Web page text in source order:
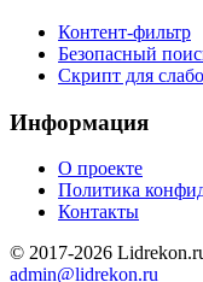
Контент-фильтр
Безопасный
Скрипт для
Информация
О проекте
Политика
Контакты
© 2017-2026
admin@lidrekon.ru